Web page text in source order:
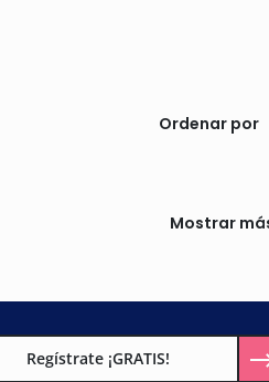
Ordenar por
Mostrar
Regístrate ¡GRATIS!